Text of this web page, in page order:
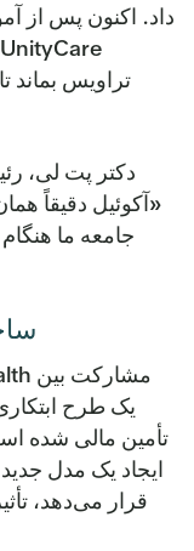
داد. اکنون پس از
تراویس بماند
دکتر پت لی،
«آکوئیل دقیقاً
جامعه ما
تأمین مالی شده
ایجاد یک مدل
قرار می‌دهد،